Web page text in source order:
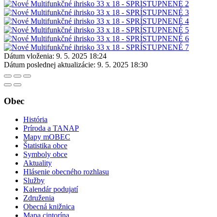
Dátum vloženia: 9. 5. 2025 18:24
Dátum poslednej aktualizácie: 9. 5. 2025 18:30
Obec
História
Príroda a TANAP
Mapy mOBEC
Štatistika obce
Symboly obce
Aktuality
Hlásenie obecného rozhlasu
Služby
Kalendár podujatí
Združenia
Obecná knižnica